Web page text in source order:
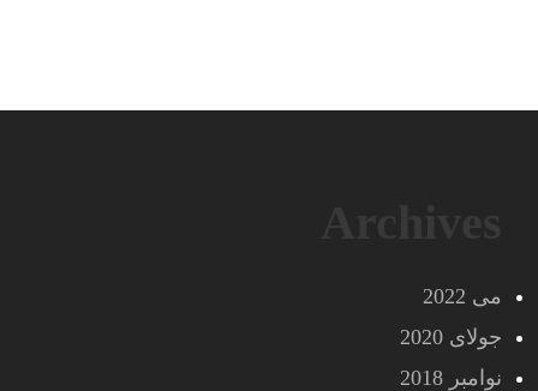
می 2022
جولای 2020
نوامبر 2018